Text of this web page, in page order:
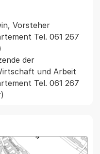
Vorsteher
Tel. 061 267
der
und Arbeit
Tel. 061 267